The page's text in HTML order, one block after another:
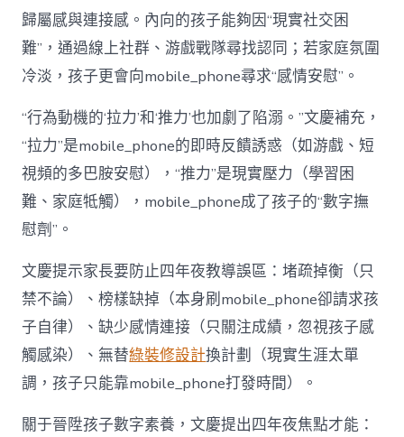
歸屬感與連接感。內向的孩子能夠因“現實社交困
難”，通過線上社群、游戲戰隊尋找認同；若家庭氛圍
冷淡，孩子更會向mobile_phone尋求“感情安慰”。
“行為動機的‘拉力’和‘推力’也加劇了陷溺。”文慶補充，
“拉力”是mobile_phone的即時反饋誘惑（如游戲、短
視頻的多巴胺安慰），“推力”是現實壓力（學習困
難、家庭牴觸），mobile_phone成了孩子的“數字撫
慰劑”。
文慶提示家長要防止四年夜教導誤區：堵疏掉衡（只
禁不論）、榜樣缺掉（本身刷mobile_phone卻請求孩
子自律）、缺少感情連接（只關注成績，忽視孩子感
觸感染）、無替綠裝修設計換計劃（現實生涯太單
調，孩子只能靠mobile_phone打發時間）。
關于晉陞孩子數字素養，文慶提出四年夜焦點才能：